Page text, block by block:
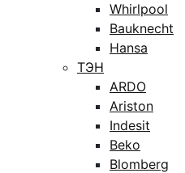
Whirlpool
Bauknecht
Hansa
ТЭН
ARDO
Ariston
Indesit
Beko
Blomberg